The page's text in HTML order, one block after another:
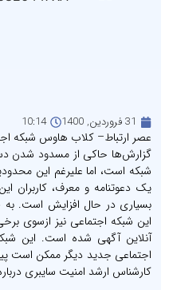
31 فروردین, 1400 10:14
عصر ارتباط– کلاب هاوس شبکه
گزارش‌ها حاکی از مسدود شدن
شبکه است، اما علیرغم این
یک دعوتنامه و معرف، کاربران
بسیاری در حال افزایش است.
این شبکه اجتماعی نیز ازسوی
آنلاین آگهی شده است. این
اجتماعی جدید دیگر ممکن است
کارشناس ارشد امنیت سایبری